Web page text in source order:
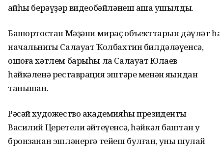
ҡайһы берәүҙәр видеобәйләнеш аша ҡушылды.
Башҡортостан Мәҙәни мираҫ объекттарын дәүләт
начальнигы Салауат Ҡолбахтин билдәләүенсә,
ошоға хәтлем барыһы ла Салауат Юлаев
һәйкәленә реставрация эштәре менән яҡындан
танышҡан.
Рәсәй художество академияһы президенты
Василий Церетели әйтеүенсә, һәйкәл баштан уҡ
бронзанан эшләнергә тейеш булған, уны шулай